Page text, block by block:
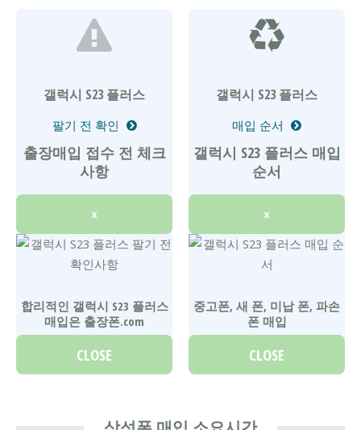
갤럭시 S23 플러스
팔기 전 확인
출장매입 접수 전 체크
사항
×
합리적인 갤럭시 S23 플러스
매입은 출장폰.com
CLOSE
갤럭시 S23 플러스
매입 순서
갤럭시 S23 플러스 매입
순서
×
중고폰, 새 폰, 미납 폰, 파손
폰 매입
CLOSE